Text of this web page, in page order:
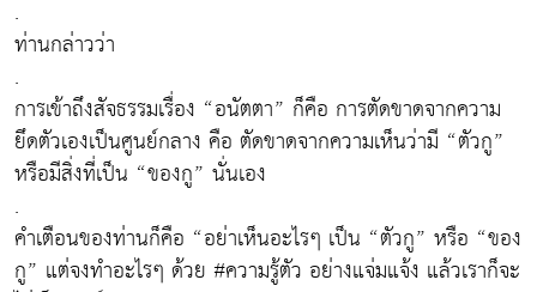
.
ท่านกล่าวว่า
.
การเข้าถึงสัจธรรมเรื่อง “อนัตตา” ก็คือ การตัดขาดจากความ
ยึดตัวเองเป็นศูนย์กลาง คือ ตัดขาดจากความเห็นว่ามี “ตัวกู”
หรือมีสิ่งที่เป็น “ของกู” นั่นเอง
.
คำเตือนของท่านก็คือ “อย่าเห็นอะไรๆ เป็น “ตัวกู” หรือ “ของ
กู” แต่จงทำอะไรๆ ด้วย #ความรู้ตัว อย่างแจ่มแจ้ง แล้วเราก็จะ